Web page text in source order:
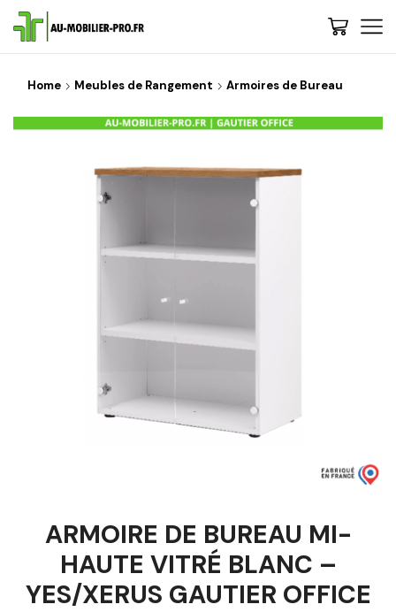
Home Meubles de Rangement Armoires de Bureau
ARMOIRE DE BUREAU MI-
HAUTE VITRÉ BLANC –
YES/XERUS GAUTIER OFFICE